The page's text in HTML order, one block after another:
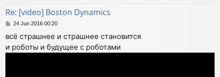
Re: [video] Boston Dynamics
P
s
t
24 Jun 2016 00:20
всё страшнее и страшнее становится
и роботы и будущее с роботами